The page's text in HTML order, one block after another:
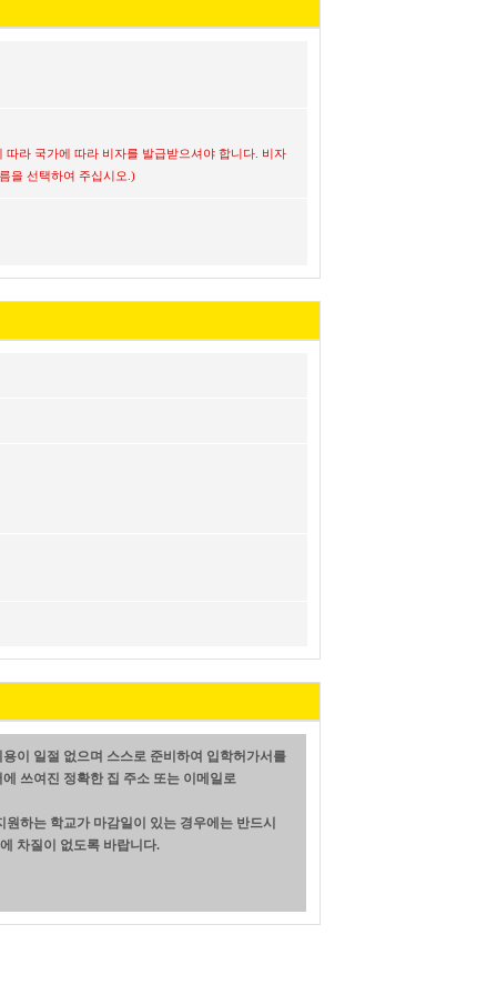
라 국가에 따라 비자를 발급받으셔야 합니다. 비자
을 선택하여 주십시오.)
이 일절 없으며 스스로 준비하여 입학허가서를
쓰여진 정확한 집 주소 또는 이메일로
하는 학교가 마감일이 있는 경우에는 반드시
차질이 없도록 바랍니다.